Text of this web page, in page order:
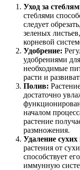
Уход за
стеблями
следует
зеленых
корневой
Удобрение:
удобрениями
необходимые
расти и
Полив:
достаточно
началом
растение
размножения.
Удаление
растения от
способствует
иммунную